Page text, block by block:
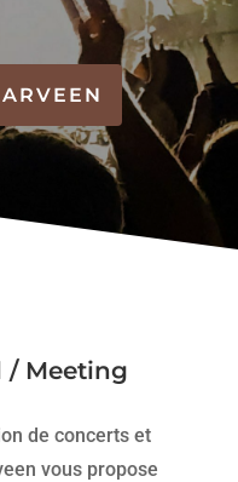
/ Meeting
de concerts et
vous propose